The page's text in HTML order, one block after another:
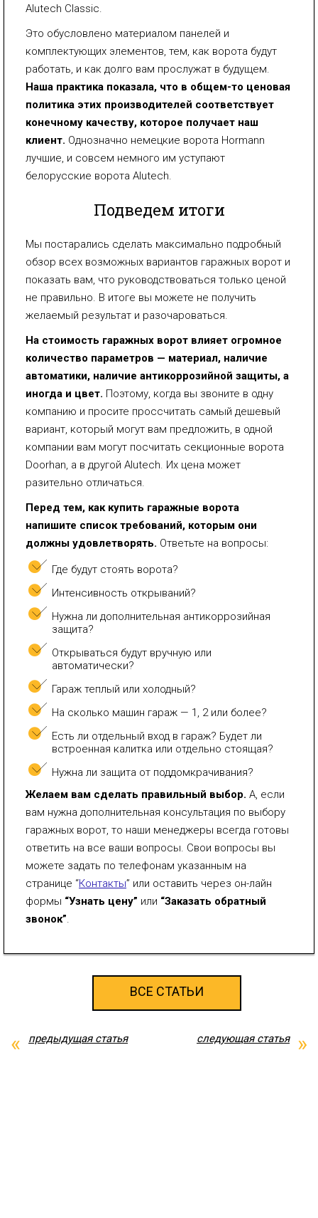
Alutech Classic.
Это обусловлено материалом панелей и
комплектующих элементов, тем, как ворота будут
работать, и как долго вам прослужат в будущем.
Наша практика показала, что в общем-то ценовая
политика этих производителей соответствует
конечному качеству, которое получает наш
клиент. Однозначно немецкие ворота Hormann
лучшие, и совсем немного им уступают
белорусские ворота Alutech.
Подведем итоги
Мы постарались сделать максимально подробный
обзор всех возможных вариантов гаражных ворот и
показать вам, что руководствоваться только ценой
не правильно. В итоге вы можете не получить
желаемый результат и разочароваться.
На стоимость гаражных ворот влияет огромное
количество параметров — материал, наличие
автоматики, наличие антикоррозийной защиты, а
иногда и цвет. Поэтому, когда вы звоните в одну
компанию и просите проcсчитать самый дешевый
вариант, который могут вам предложить, в одной
компании вам могут посчитать секционные ворота
Doorhan, а в другой Alutech. Их цена может
разительно отличаться.
Перед тем, как купить гаражные ворота
напишите список требований, которым они
должны удовлетворять. Ответьте на вопросы:
Где будут стоять ворота?
Интенсивность открываний?
Нужна ли дополнительная антикоррозийная
защита?
Открываться будут вручную или
автоматически?
Гараж теплый или холодный?
На сколько машин гараж — 1, 2 или более?
Есть ли отдельный вход в гараж? Будет ли
встроенная калитка или отдельно стоящая?
Нужна ли защита от поддомкрачивания?
Желаем вам сделать правильный выбор. А, если
вам нужна дополнительная консультация по выбору
гаражных ворот, то наши менеджеры всегда готовы
ответить на все ваши вопросы. Свои вопросы вы
можете задать по телефонам указанным на
странице “Контакты” или оставить через он-лайн
формы “Узнать цену” или “Заказать обратный
звонок”.
предыдущая статья
ВСЕ СТАТЬИ
следующая статья